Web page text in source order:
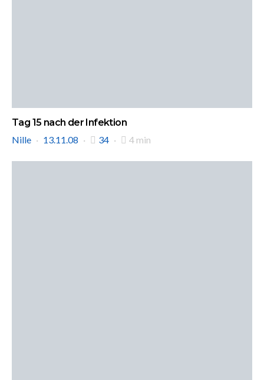
Tag 15 nach der Infektion
Nille
13.11.08 34 4 min